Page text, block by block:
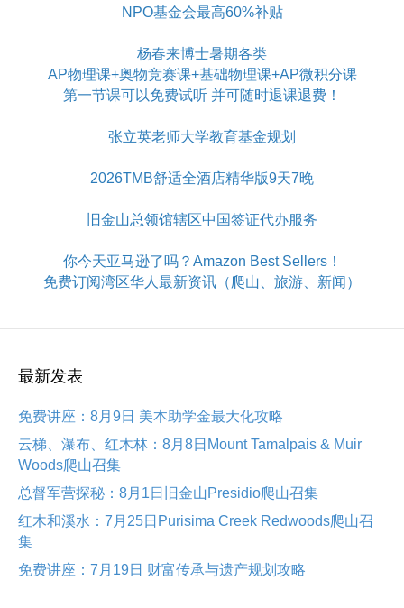
NPO基金会最高60%补贴
杨春来博士暑期各类
AP物理课+奥物竞赛课+基础物理课+AP微积分课
第一节课可以免费试听 并可随时退课退费！
张立英老师大学教育基金规划
2026TMB舒适全酒店精华版9天7晚
旧金山总领馆辖区中国签证代办服务
你今天亚马逊了吗？Amazon Best Sellers！
免费订阅湾区华人最新资讯（爬山、旅游、新闻）
最新发表
免费讲座：8月9日 美本助学金最大化攻略
云梯、瀑布、红木林：8月8日Mount Tamalpais & Muir
Woods爬山召集
总督军营探秘：8月1日旧金山Presidio爬山召集
红木和溪水：7月25日Purisima Creek Redwoods爬山召
集
免费讲座：7月19日 财富传承与遗产规划攻略